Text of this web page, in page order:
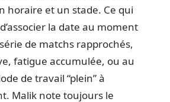
horaire et un stade. Ce qui
la date au moment
de matchs rapprochés,
fatigue accumulée, ou au
de travail “plein” à
Malik note toujours le